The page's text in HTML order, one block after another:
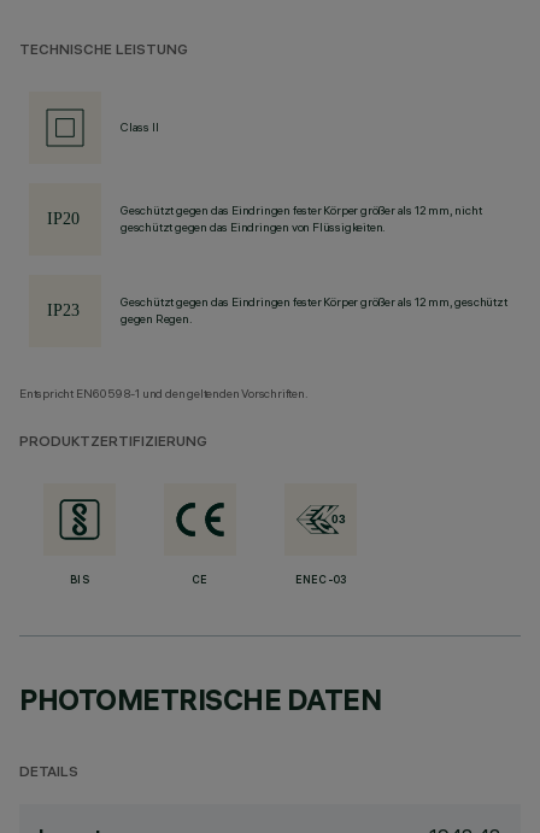
TECHNISCHE LEISTUNG
Class II
Geschützt gegen das Eindringen fester Körper größer als 12 mm, nicht
geschützt gegen das Eindringen von Flüssigkeiten.
Geschützt gegen das Eindringen fester Körper größer als 12 mm, geschützt
gegen Regen.
Entspricht EN60598-1 und den geltenden Vorschriften.
PRODUKTZERTIFIZIERUNG
BIS CE ENEC-03
PHOTOMETRISCHE DATEN
DETAILS